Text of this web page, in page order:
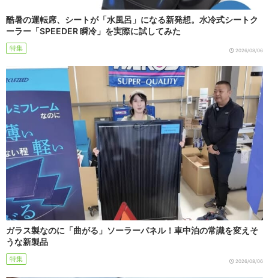
酷暑の運転席、シートが「水風呂」になる新発想。水冷式シートク
ーラー「SPEEDER 瞬冷」を実際に試してみた
特集 2026/08/06
ガラス製なのに「曲がる」ソーラーパネル！車中泊の常識を変えそ
うな新製品
特集 2026/08/06